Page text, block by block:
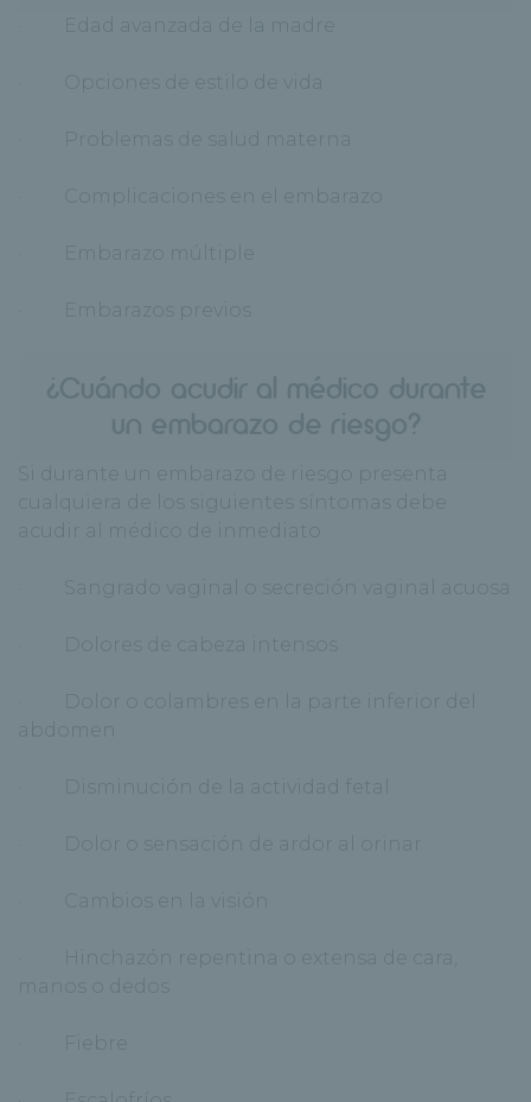
· Edad avanzada de la madre
· Opciones de estilo de vida
· Problemas de salud materna
· Complicaciones en el embarazo
· Embarazo múltiple
· Embarazos previos
Si durante un embarazo de riesgo presenta
cualquiera de los siguientes síntomas debe
acudir al médico de inmediato
· Sangrado vaginal o secreción vaginal acuosa
· Dolores de cabeza intensos
· Dolor o colambres en la parte inferior del
abdomen
· Disminución de la actividad fetal
· Dolor o sensación de ardor al orinar
· Cambios en la visión
· Hinchazón repentina o extensa de cara,
manos o dedos
· Fiebre